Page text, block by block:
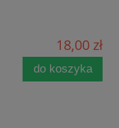
18,00 zł
do koszyka